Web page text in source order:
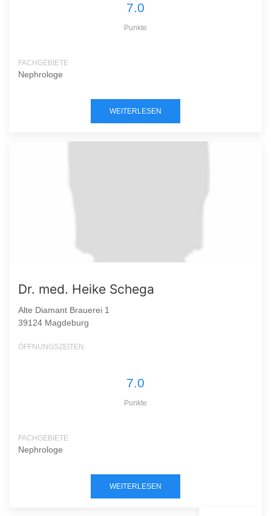
7.0
Punkte
FACHGEBIETE
Nephrologe
WEITERLESEN
Dr. med. Heike Schega
Alte Diamant Brauerei 1
39124 Magdeburg
ÖFFNUNGSZEITEN
7.0
Punkte
FACHGEBIETE
Nephrologe
WEITERLESEN